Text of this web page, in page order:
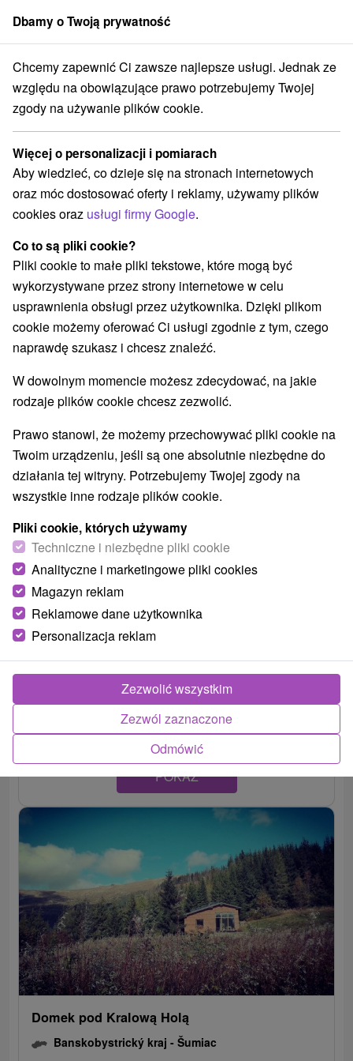
członek grupySorger
Atrakcje na Słowacji Chaty górskie Veporské vrchy
Chaty górskie Veporské vrchy
Kategorie
Wszystkie kategorie
Jaskinie(2)
Atrakcje z adrenaliną(1) Atrakcje turystyczne
Muzea i galerie (1) Tarcze
Zabytki techniki(3) Wieże obserwacyjne i chodniki
Sporty(1) Skanseny(1) Chaty górskie (3)
Ośrodek narciarski(4) Źródła (1) Pola golfowe(1)
Amfiteatry i kina w przyrodzie(1)
Túry a turistické chodníky(4)
Wsie i miasta
Jarabá
Banskobystrický kraj -Brezno
POKAZ
Domek pod Kralową Holą
Banskobystrický kraj -Šumiac
Dbamy o Twoją prywatność
Chcemy zapewnić Ci zawsze najlepsze usługi. Jednak ze
względu na obowiązujące prawo potrzebujemy Twojej
zgody na używanie plików cookie.
Więcej o personalizacji i pomiarach
Aby wiedzieć, co dzieje się na stronach internetowych
oraz móc dostosować oferty i reklamy, używamy plików
cookies oraz usługi firmy Google.
Co to są pliki cookie?
Pliki cookie to małe pliki tekstowe, które mogą być
wykorzystywane przez strony internetowe w celu
usprawnienia obsługi przez użytkownika. Dzięki plikom
cookie możemy oferować Ci usługi zgodnie z tym, czego
naprawdę szukasz i chcesz znaleźć.
W dowolnym momencie możesz zdecydować, na jakie
rodzaje plików cookie chcesz zezwolić.
Prawo stanowi, że możemy przechowywać pliki cookie na
Twoim urządzeniu, jeśli są one absolutnie niezbędne do
działania tej witryny. Potrzebujemy Twojej zgody na
wszystkie inne rodzaje plików cookie.
Pliki cookie, których używamy
Techniczne i niezbędne pliki cookie
Analityczne i marketingowe pliki cookies
Magazyn reklam
Reklamowe dane użytkownika
Personalizacja reklam
Odmówić
Zezwól zaznaczone
Zezwolić wszystkim